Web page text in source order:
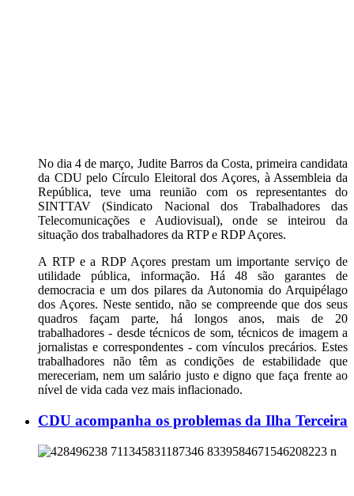
No dia 4 de março, Judite Barros da Costa, primeira candidata
da CDU pelo Círculo Eleitoral dos Açores, à Assembleia da
República, teve uma reunião com os representantes do
SINTTAV (Sindicato Nacional dos Trabalhadores das
Telecomunicações e Audiovisual), onde se inteirou da
situação dos trabalhadores da RTP e RDP Açores.
A RTP e a RDP Açores prestam um importante serviço de
utilidade pública, informação. Há 48 são garantes de
democracia e um dos pilares da Autonomia do Arquipélago
dos Açores. Neste sentido, não se compreende que dos seus
quadros façam parte, há longos anos, mais de 20
trabalhadores - desde técnicos de som, técnicos de imagem a
jornalistas e correspondentes - com vínculos precários. Estes
trabalhadores não têm as condições de estabilidade que
mereceriam, nem um salário justo e digno que faça frente ao
nível de vida cada vez mais inflacionado.
CDU acompanha os problemas da Ilha Terceira